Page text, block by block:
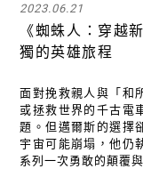
2023.06.21
《蜘蛛人：穿越
獨的英雄旅程
面對挽救親人與「和
或拯救世界的千古電
題。但邁爾斯的選擇
宇宙可能崩塌，他仍
系列一次勇敢的顛覆